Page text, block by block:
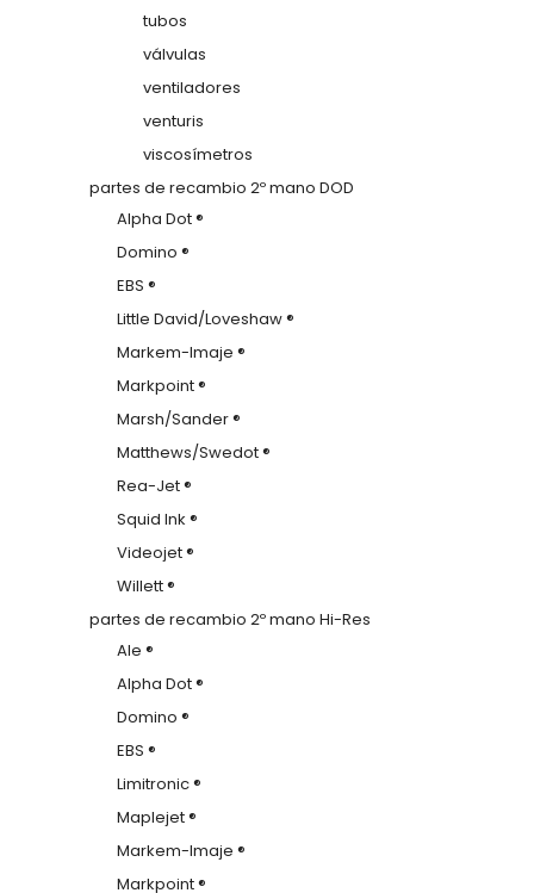
tubos
válvulas
ventiladores
venturis
viscosímetros
partes de recambio 2º mano DOD
Alpha Dot ®
Domino ®
EBS ®
Little David/Loveshaw ®
Markem-Imaje ®
Markpoint ®
Marsh/Sander ®
Matthews/Swedot ®
Rea-Jet ®
Squid Ink ®
Videojet ®
Willett ®
partes de recambio 2º mano Hi-Res
Ale ®
Alpha Dot ®
Domino ®
EBS ®
Limitronic ®
Maplejet ®
Markem-Imaje ®
Markpoint ®